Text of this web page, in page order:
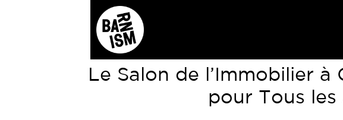
Le Salon de l’Immobilier
pour Tous